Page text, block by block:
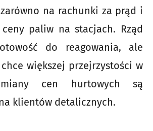
zarówno na rachunki za prąd i
paliw na stacjach. Rząd
do reagowania, ale
większej przejrzystości w
cen hurtowych są
klientów detalicznych.